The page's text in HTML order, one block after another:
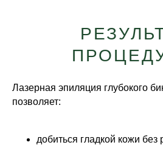
Лазерная эпиляция глубокого
позволяет:
добиться гладкой кожи без